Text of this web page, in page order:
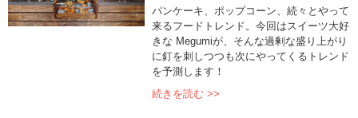
パンケーキ、ポップコーン、続々とやって
来るフードトレンド。今回はスイーツ大好
きな Megumiが、そんな過剰な盛り上がり
に釘を刺しつつも次にやってくるトレンド
を予測します！
続きを読む >>